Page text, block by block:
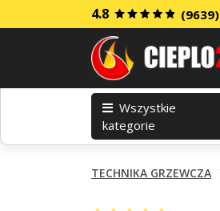
4.8 (9639)
Kategorie
Wszystkie
kategorie
TECHNIKA GRZEWCZA